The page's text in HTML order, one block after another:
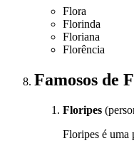
Flora
Florinda
Floriana
Florência
Famosos de
Floripes
Floripes é uma